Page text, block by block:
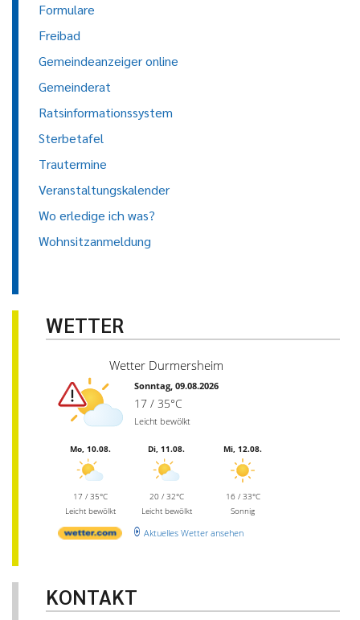
Formulare
Freibad
Gemeindeanzeiger online
Gemeinderat
Ratsinformationssystem
Sterbetafel
Trautermine
Veranstaltungskalender
Wo erledige ich was?
Wohnsitzanmeldung
WETTER
Wetter Durmersheim
Sonntag, 09.08.2026
17 / 35°C
Leicht bewölkt
Mo, 10.08.
17 / 35°C
Leicht bewölkt
Di, 11.08.
20 / 32°C
Leicht bewölkt
Mi, 12.08.
16 / 33°C
Sonnig
Aktuelles Wetter ansehen
KONTAKT